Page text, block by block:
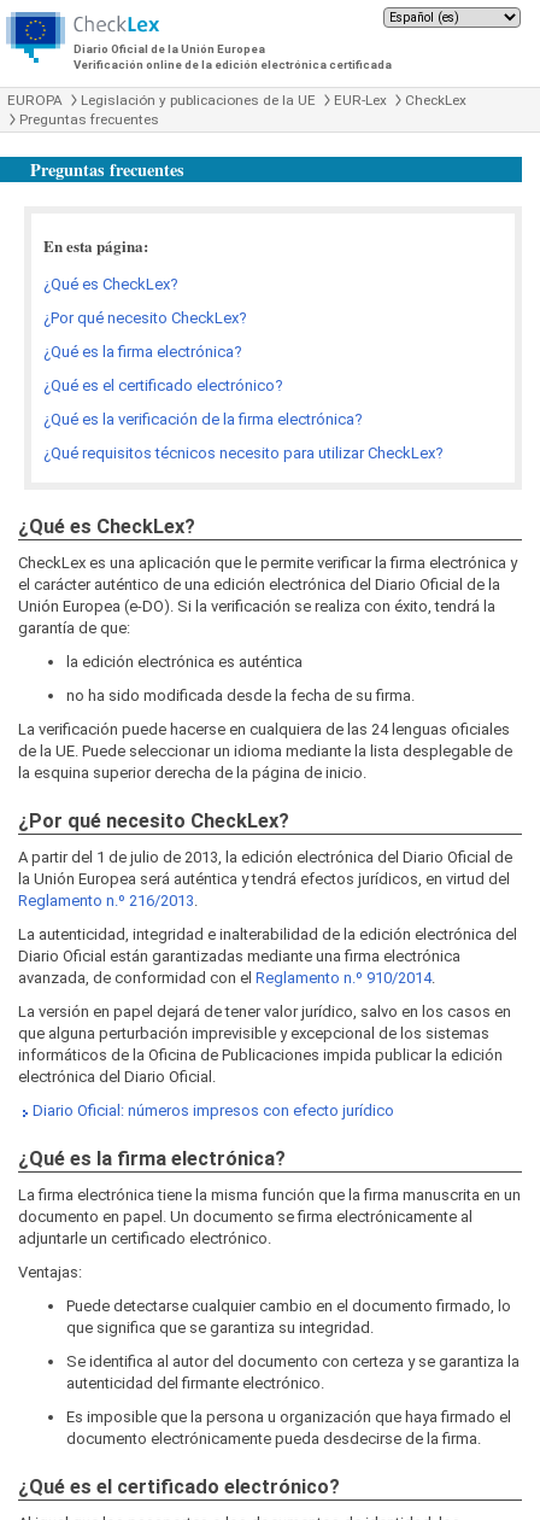
Diario Oficial de la Unión Europea
Verificación online de la edición electrónica certificada
EUROPA Legislación y publicaciones de la UE EUR-Lex
CheckLex
Preguntas frecuentes
Preguntas frecuentes
En esta página:
¿Qué es CheckLex?
¿Por qué necesito CheckLex?
¿Qué es la firma electrónica?
¿Qué es el certificado electrónico?
¿Qué es la verificación de la firma electrónica?
¿Qué requisitos técnicos necesito para utilizar CheckLex?
¿Qué es CheckLex?
CheckLex es una aplicación que le permite verificar la firma electrónica y
el carácter auténtico de una edición electrónica del Diario Oficial de la
Unión Europea (e-DO). Si la verificación se realiza con éxito, tendrá la
garantía de que:
la edición electrónica es auténtica
no ha sido modificada desde la fecha de su firma.
La verificación puede hacerse en cualquiera de las 24 lenguas oficiales
de la UE. Puede seleccionar un idioma mediante la lista desplegable de
la esquina superior derecha de la página de inicio.
¿Por qué necesito CheckLex?
A partir del 1 de julio de 2013, la edición electrónica del Diario Oficial de
la Unión Europea será auténtica y tendrá efectos jurídicos, en virtud del
Reglamento n.º 216/2013.
La autenticidad, integridad e inalterabilidad de la edición electrónica del
Diario Oficial están garantizadas mediante una firma electrónica
avanzada, de conformidad con el Reglamento n.º 910/2014.
La versión en papel dejará de tener valor jurídico, salvo en los casos en
que alguna perturbación imprevisible y excepcional de los sistemas
informáticos de la Oficina de Publicaciones impida publicar la edición
electrónica del Diario Oficial.
Diario Oficial: números impresos con efecto jurídico
¿Qué es la firma electrónica?
La firma electrónica tiene la misma función que la firma manuscrita en un
documento en papel. Un documento se firma electrónicamente al
adjuntarle un certificado electrónico.
Ventajas:
Puede detectarse cualquier cambio en el documento firmado, lo
que significa que se garantiza su integridad.
Se identifica al autor del documento con certeza y se garantiza la
autenticidad del firmante electrónico.
Es imposible que la persona u organización que haya firmado el
documento electrónicamente pueda desdecirse de la firma.
¿Qué es el certificado electrónico?